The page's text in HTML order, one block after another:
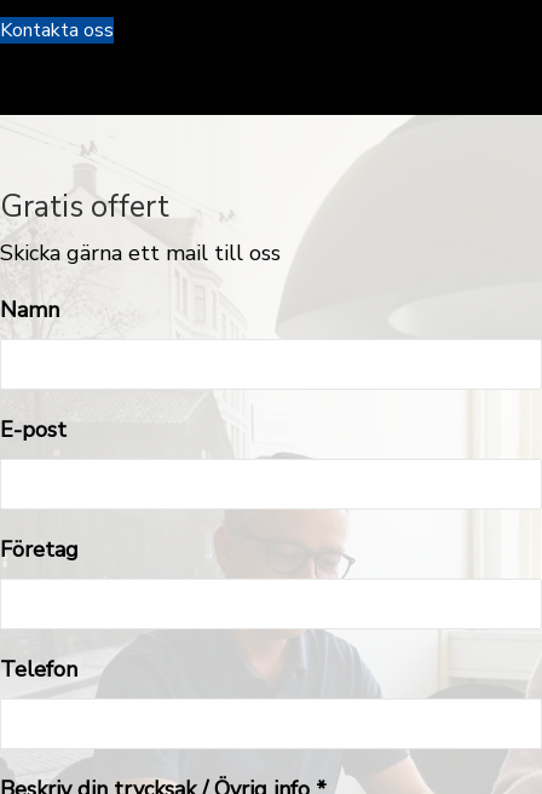
Kontakta oss
Gratis offert
Skicka gärna ett mail till oss
Namn
E-post
Företag
Telefon